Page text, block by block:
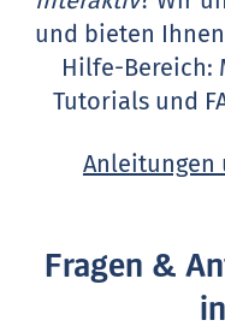
und bieten
Hilfe-Bereich:
Tutorials und
Anleitungen
Fragen &